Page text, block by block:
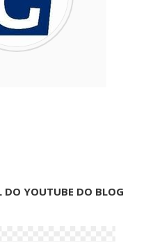
DO YOUTUBE DO BLOG